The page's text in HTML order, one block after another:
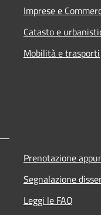
Imprese e
Catasto e
Mobilità e trasporti
Prenotazione
Segnalazione
Leggi le FAQ